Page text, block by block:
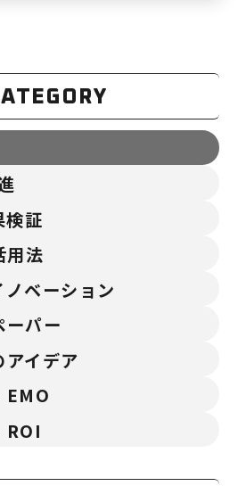
おいて企業の成長を加
手段です。しかし、不
クも伴うため、成…
検証
法
ベーション
ーパー
イデア
EMO
ROI